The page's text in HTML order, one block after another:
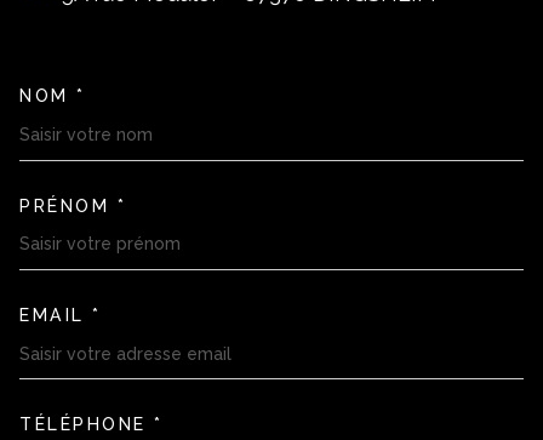
NOM *
PRÉNOM *
EMAIL *
TÉLÉPHONE *